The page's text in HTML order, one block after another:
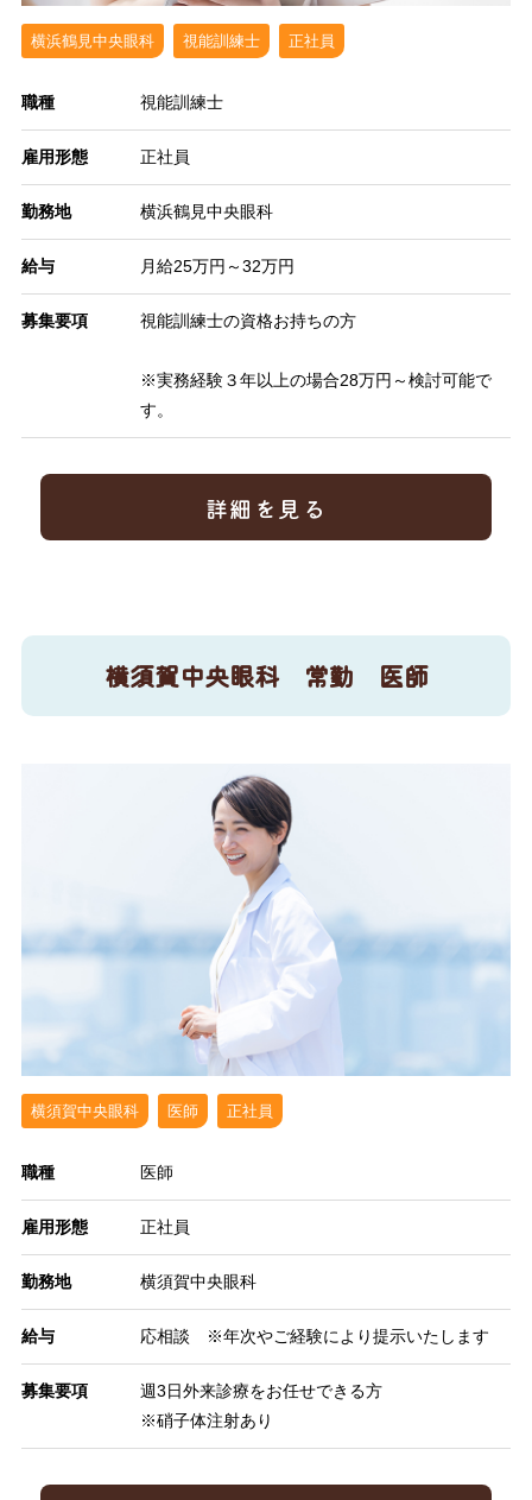
横浜鶴見中央眼科 視能訓練士 正社員
職種 視能訓練士
雇用形態 正社員
勤務地 横浜鶴見中央眼科
給与 月給25万円～32万円
募集要項 視能訓練士の資格お持ちの方
※実務経験３年以上の場合28万円～検討可能で
す。
詳細を見る
横須賀中央眼科 常勤 医師
横須賀中央眼科 医師 正社員
職種 医師
雇用形態 正社員
勤務地 横須賀中央眼科
給与 応相談 ※年次やご経験により提示いたします
募集要項
週3日外来診療をお任せできる方
※硝子体注射あり